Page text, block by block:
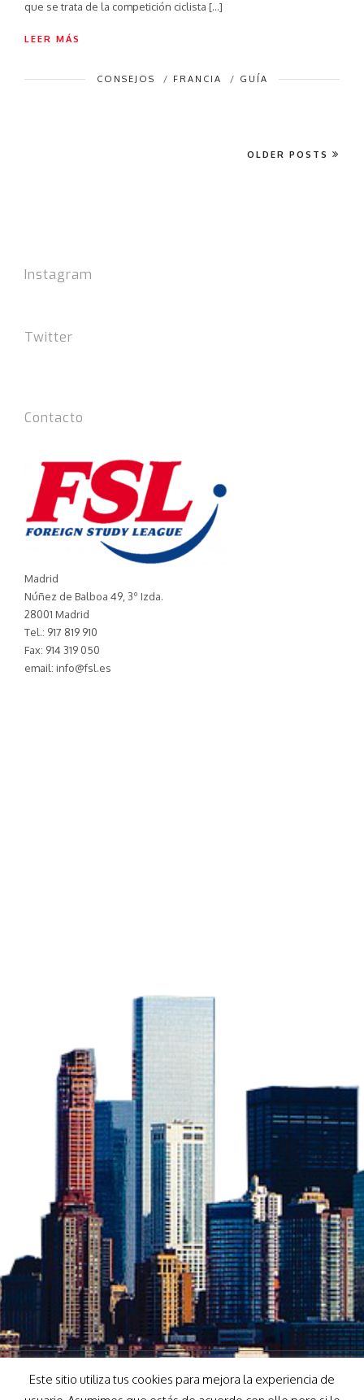
que se trata de la competición ciclista […]
LEER MÁS
CONSEJOS / FRANCIA / GUÍA
OLDER POSTS
Instagram
Twitter
Contacto
Madrid
Núñez de Balboa 49, 3º Izda.
28001 Madrid
Tel.: 917 819 910
Fax: 914 319 050
email: info@fsl.es
Este sitio utiliza tus cookies para mejora la experiencia de